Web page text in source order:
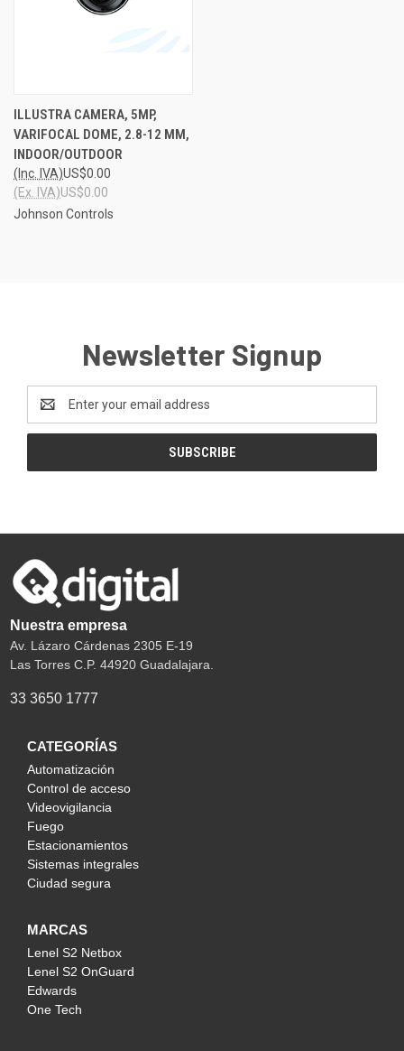
ILLUSTRA CAMERA, 5MP,
VARIFOCAL DOME, 2.8-12 MM,
INDOOR/OUTDOOR
US$0.00
(Inc. IVA)
US$0.00
(Ex. IVA)
Johnson Controls
Newsletter Signup
Address
Nuestra empresa
Av. Lázaro Cárdenas 2305 E-19
Las Torres C.P. 44920 Guadalajara.
33 3650 1777
CATEGORÍAS
Automatización
Control de acceso
Videovigilancia
Fuego
Estacionamientos
Sistemas integrales
Ciudad segura
MARCAS
Lenel S2 Netbox
Lenel S2 OnGuard
Edwards
One Tech